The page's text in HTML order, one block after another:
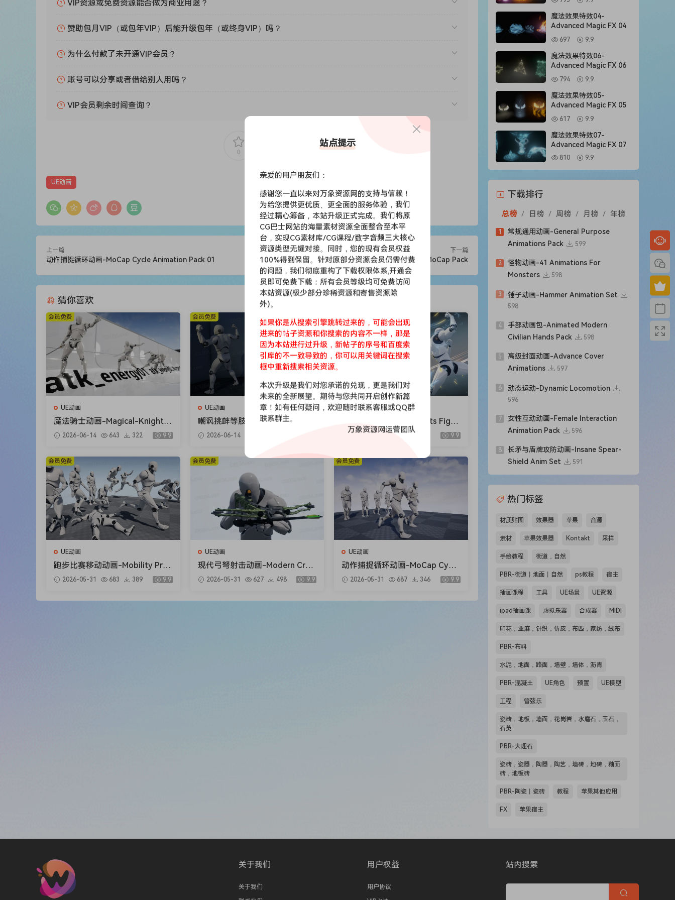
VIP资源或免费资源能否做为商业用途？
赞助包月VIP（或包年VIP）后能升级包年（或终身VIP）吗？
为什么付款了未开通VIP会员？
账号可以分享或者借给别人用吗？
VIP会员剩余时间查询？
0
UE动画
上一篇
动作捕捉循环动画-MoCap Cycle Animation Pack 01
下一篇
跑步比赛移动动画-Mobility Pro - MoCap Pack
猜你喜欢
UE动画
魔法骑士动画-Magical-Knight A
nimSet
2026-06-14 643 322 9.9
会员免费
UE动画
嘲讽挑衅等肢体动画-Mega Taun
t Animation Pack
2026-06-14
会员免费
UE动画
武术格斗动画-Martial Arts Fight
Game
9.9
会员免费
UE动画
跑步比赛移动动画-Mobility Pro
- MoCap Pack
2026-05-31 683 389 9.9
会员免费
UE动画
现代弓弩射击动画-Modern Cros
sbow Animation Kit
2026-05-31 627 498 9.9
会员免费
UE动画
动作捕捉循环动画-MoCap Cycle
Animation Pack 01
2026-05-31 687 346 9.9
会员免费
魔法效果特效04-
Advanced Magic FX 04
697 9.9
魔法效果特效06-
Advanced Magic FX 06
794 9.9
魔法效果特效05-
Advanced Magic FX 05
617 9.9
魔法效果特效07-
Advanced Magic FX 07
810 9.9
下载排行
总榜 / 日榜 / 周榜 / 月榜 / 年榜
1
常规通用动画-General Purpose
Animations Pack
599
2
怪物动画-41 Animations For
Monsters
598
3 锤子动画-Hammer Animation Set
598
4
手部动画包-Animated Modern
Civilian Hands Pack
598
5
高级封面动画-Advance Cover
Animations
597
6 动态运动-Dynamic Locomotion
596
7
女性互动动画-Female Interaction
Animation Pack
596
8
长矛与盾牌攻防动画-Insane Spear-
Shield Anim Set
591
热门标签
材质贴图 效果器 苹果 音源
素材 苹果效果器 Kontakt 采样
手绘教程 街道，自然
PBR-街道丨地面丨自然 ps教程 宿主
插画课程 工具 UE场景 UE资源
ipad插画课 虚拟乐器 合成器 MIDI
印花，亚麻，针织，仿皮，布匹，家纺，绒布
PBR-布料
水泥，地面，路面，墙壁，墙体，沥青
PBR-混凝土 UE角色 预置 UE模型
工程 管弦乐
瓷砖，地板，墙面，花岗岩，水磨石，玉石，
石英
PBR-大理石
瓷砖，瓷器，陶器，陶艺，墙砖，地砖，釉面
砖，地板砖
PBR-陶瓷丨瓷砖 教程 苹果其他应用
FX 苹果宿主
关于我们
关于我们
用户权益
用户协议
站内搜索
站点提示
亲爱的用户朋友们：
感谢您一直以来对万象资源网的支持与信赖！
为给您提供更优质、更全面的服务体验，我们
经过精心筹备，本站升级正式完成。我们将原
CG巴士网站的海量素材资源全面整合至本平
台，实现CG素材库/CG课程/数字音频三大核心
资源类型无缝对接。同时，您的现有会员权益
100%得到保留。针对原部分资源会员仍需付费
的问题，我们彻底重构了下载权限体系,开通会
员即可免费下载：所有会员等级均可免费访问
本站资源(极少部分珍稀资源和寄售资源除
外)。
如果你是从搜索引擎跳转过来的，可能会出现
进来的帖子资源和你搜索的内容不一样，那是
因为本站进行过升级，新帖子的序号和百度索
引库的不一致导致的，你可以用关键词在搜索
框中重新搜索相关资源。
本次升级是我们对您承诺的兑现，更是我们对
未来的全新展望。期待与您共同开启创作新篇
章！如有任何疑问，欢迎随时联系客服或QQ群
联系群主。
万象资源网运营团队